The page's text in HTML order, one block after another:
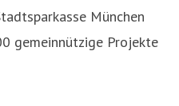
München
gemeinnützige Projekte